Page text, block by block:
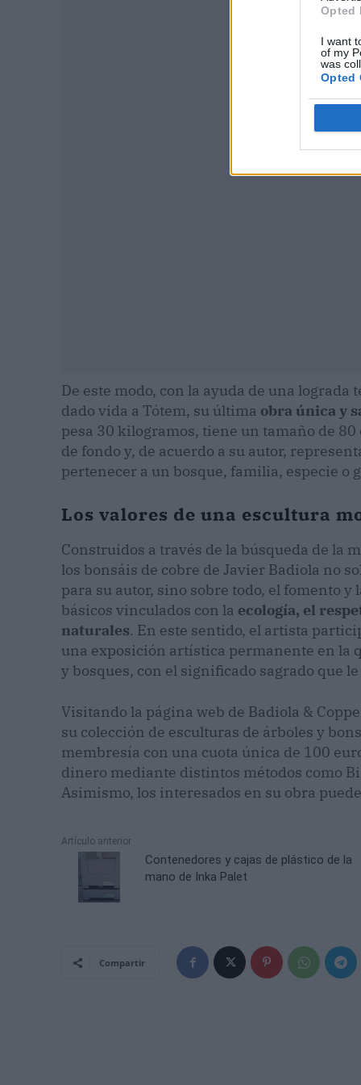
Opted
I want
of my
was
Opted
De este modo, con la ayuda de una
dado vida a Tótem, su última obra única y
pesa 30 kilogramos, tiene un tamaño de
de fondo y, de acuerdo a su autor,
pertenecer a un bosque, familia, especie o
Los valores de una escultura
Construidos a través de la búsqueda de la
los bonsáis de cobre de Javier Badiola no
para su autor, sino sobre todo, el fomento
básicos vinculados con la ecología, el
naturales. En este sentido, el artista
una exposición artística permanente en la
y bosques, con el significado sagrado que
Visitando la página web de Badiola &
su colección de esculturas de árboles y
membresía con una cuota única de 100
dinero mediante distintos métodos como
Asimismo, los interesados en su obra
Artículo anterior
Contenedores y cajas de plástico de la
mano de Inka Palet
Compartir